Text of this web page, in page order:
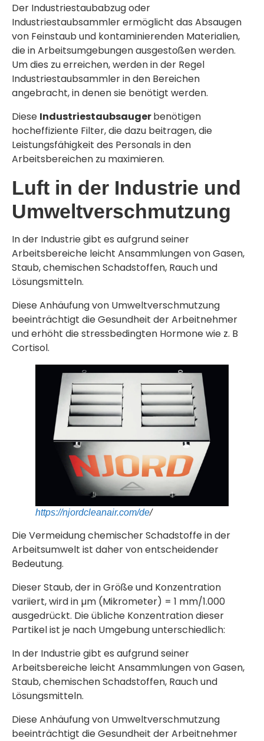
Der Industriestaubabzug oder
Industriestaubsammler ermöglicht das Absaugen
von Feinstaub und kontaminierenden Materialien,
die in Arbeitsumgebungen ausgestoßen werden.
Um dies zu erreichen, werden in der Regel
Industriestaubsammler in den Bereichen
angebracht, in denen sie benötigt werden.
Diese Industriestaubsaugerbenötigen
hocheffiziente Filter, die dazu beitragen, die
Leistungsfähigkeit des Personals in den
Arbeitsbereichen zu maximieren.
Luft in der Industrie und
Umweltverschmutzung
In der Industrie gibt es aufgrund seiner
Arbeitsbereiche leicht Ansammlungen von Gasen,
Staub, chemischen Schadstoffen, Rauch und
Lösungsmitteln.
Diese Anhäufung von Umweltverschmutzung
beeinträchtigt die Gesundheit der Arbeitnehmer
und erhöht die stressbedingten Hormone wie z. B
Cortisol.
https://njordcleanair.com/de/
Die Vermeidung chemischer Schadstoffe in der
Arbeitsumwelt ist daher von entscheidender
Bedeutung.
Dieser Staub, der in Größe und Konzentration
variiert, wird in µm (Mikrometer) = 1 mm/1.000
ausgedrückt. Die übliche Konzentration dieser
Partikel ist je nach Umgebung unterschiedlich:
In der Industrie gibt es aufgrund seiner
Arbeitsbereiche leicht Ansammlungen von Gasen,
Staub, chemischen Schadstoffen, Rauch und
Lösungsmitteln.
Diese Anhäufung von Umweltverschmutzung
beeinträchtigt die Gesundheit der Arbeitnehmer